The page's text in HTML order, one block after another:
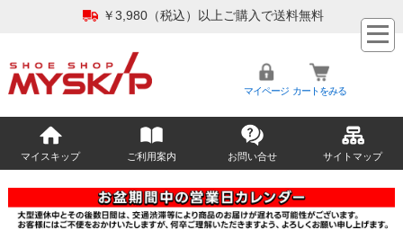
￥3,980（税込）以上ご購入で送料無料
マイページ カートをみる
マイスキップ ご利用案内 お問い合せ サイトマップ